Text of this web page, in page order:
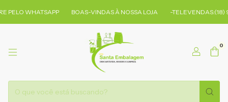
PELO WHATSAPP BOAS-VINDAS À NOSSA LOJA -TELEVENDAS:(18)
0